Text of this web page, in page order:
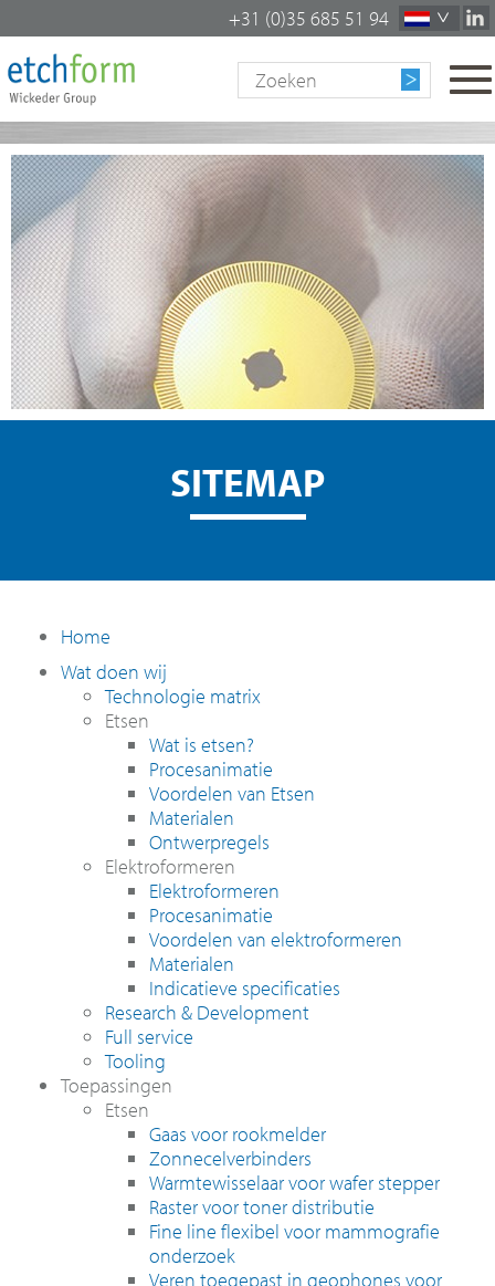
+31 (0)35 685 51 94
SITEMAP
Home
Wat doen wij
Technologie matrix
Etsen
Wat is etsen?
Procesanimatie
Voordelen van Etsen
Materialen
Ontwerpregels
Elektroformeren
Elektroformeren
Procesanimatie
Voordelen van elektroformeren
Materialen
Indicatieve specificaties
Research & Development
Full service
Tooling
Toepassingen
Etsen
Gaas voor rookmelder
Zonnecelverbinders
Warmtewisselaar voor wafer stepper
Raster voor toner distributie
Fine line flexibel voor mammografie
onderzoek
Veren toegepast in geophones voor